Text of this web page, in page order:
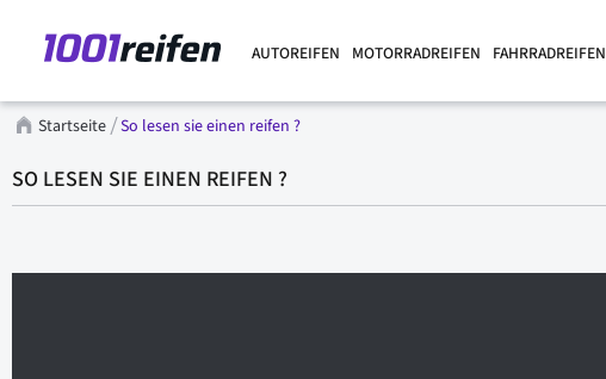
AUTOREIFEN MOTORRADREIFEN FAHRRADREIFEN
Startseite So lesen sie einen reifen ?
SO LESEN SIE EINEN REIFEN ?